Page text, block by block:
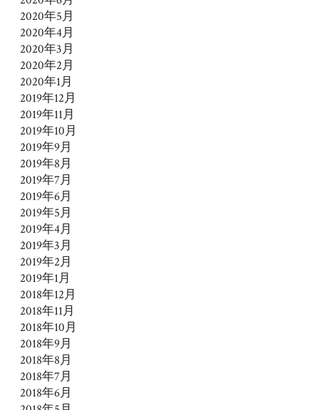
2020年5月
2020年4月
2020年3月
2020年2月
2020年1月
2019年12月
2019年11月
2019年10月
2019年9月
2019年8月
2019年7月
2019年6月
2019年5月
2019年4月
2019年3月
2019年2月
2019年1月
2018年12月
2018年11月
2018年10月
2018年9月
2018年8月
2018年7月
2018年6月